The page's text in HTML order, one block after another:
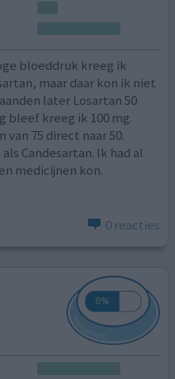
bloeddruk kreeg ik
maar daar kon ik niet
later Losartan 50
bleef kreeg ik 100 mg.
van 75 direct naar 50.
Candesartan. Ik had al
medicijnen kon.
0 reacties